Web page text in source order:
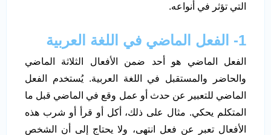
التي تؤثر في أنواعه.
1- الفعل الماضي في اللغة العربية
الفعل الماضي هو أحد ضمن الأفعال الثلاثة الماضي
والحاضر والمستقبل في اللغة العربية. يُستخدم الفعل
الماضي للتعبير عن حدث أو عمل وقع في الماضي قبل ما
المتكلم يحكي. مثال على ذلك، أكل أو قرأ أو شرب هذه
الأفعال تعبر عن فعل انتهى، ولا يحتاج إلى أن الشخص